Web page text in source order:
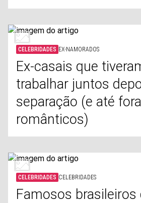
CELEBRIDADES EX-NAMORADOS
Ex-casais que
trabalhar juntos
separação (e até
românticos)
CELEBRIDADES CELEBRIDADES
Famosos brasileiros